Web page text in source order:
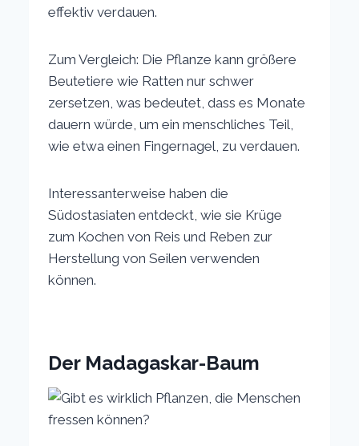
effektiv verdauen.
Zum Vergleich: Die Pflanze kann größere
Beutetiere wie Ratten nur schwer
zersetzen, was bedeutet, dass es Monate
dauern würde, um ein menschliches Teil,
wie etwa einen Fingernagel, zu verdauen.
Interessanterweise haben die
Südostasiaten entdeckt, wie sie Krüge
zum Kochen von Reis und Reben zur
Herstellung von Seilen verwenden
können.
Der Madagaskar-Baum